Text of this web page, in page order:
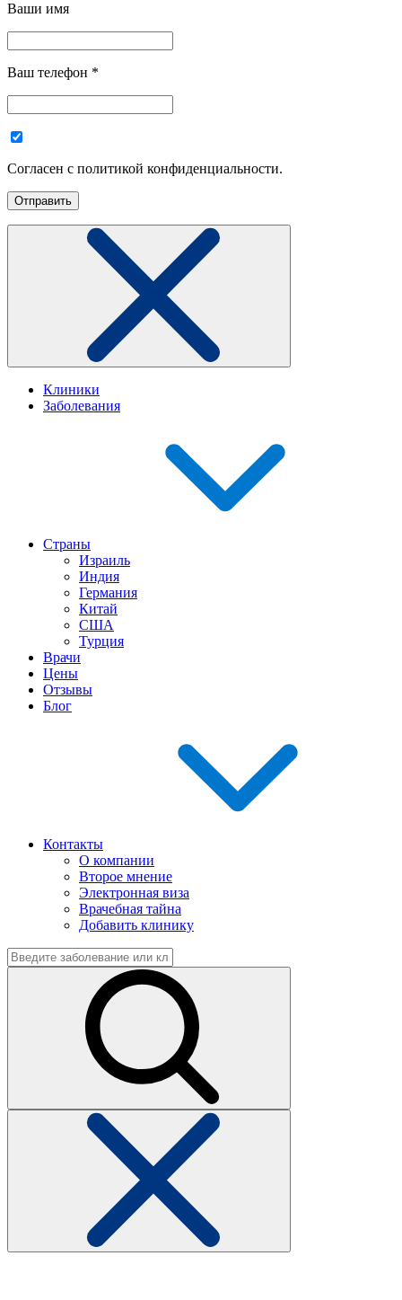
Ваши имя
Ваш телефон *
Согласен с политикой конфиденциальности.
Клиники
Заболевания
Страны
Израиль
Индия
Германия
Китай
США
Турция
Врачи
Цены
Отзывы
Блог
Контакты
О компании
Второе мнение
Электронная виза
Врачебная тайна
Добавить клинику